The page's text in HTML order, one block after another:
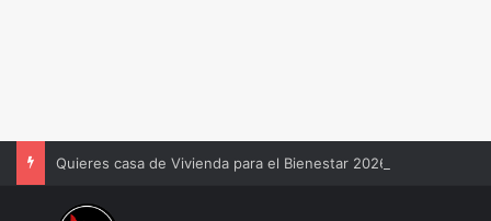
Quieres casa de Vivienda para el Bienestar 2026